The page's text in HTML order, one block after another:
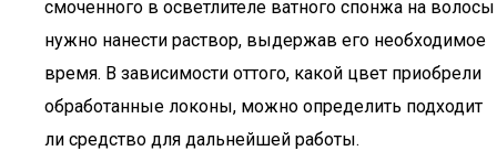
смоченного в осветлителе ватного спонжа на волосы
нужно нанести раствор, выдержав его необходимое
время. В зависимости оттого, какой цвет приобрели
обработанные локоны, можно определить подходит
ли средство для дальнейшей работы.